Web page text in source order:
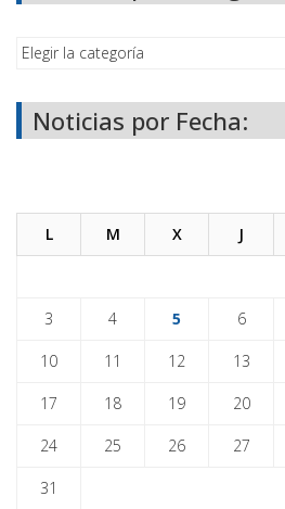
Noticias por Fecha:
L M X J
3 4 5 6
10 11 12 13
17 18 19 20
24 25 26 27
31